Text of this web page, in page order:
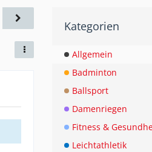
Kategorien
Allgemein
Badminton
Ballsport
Damenriegen
Fitness &
Leichtathletik